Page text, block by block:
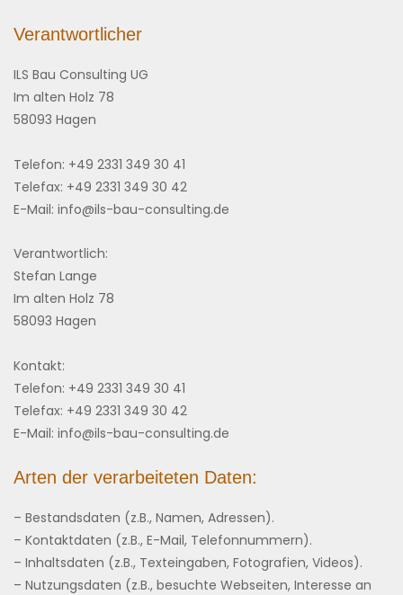
Verantwortlicher
ILS Bau Consulting UG
Im alten Holz 78
58093 Hagen
Telefon: +49 2331 349 30 41
Telefax: +49 2331 349 30 42
E-Mail: info@ils-bau-consulting.de
Verantwortlich:
Stefan Lange
Im alten Holz 78
58093 Hagen
Kontakt:
Telefon: +49 2331 349 30 41
Telefax: +49 2331 349 30 42
E-Mail: info@ils-bau-consulting.de
Arten der verarbeiteten Daten:
– Bestandsdaten (z.B., Namen, Adressen).
– Kontaktdaten (z.B., E-Mail, Telefonnummern).
– Inhaltsdaten (z.B., Texteingaben, Fotografien, Videos).
– Nutzungsdaten (z.B., besuchte Webseiten, Interesse an